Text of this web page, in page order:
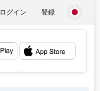
ログイン 登録